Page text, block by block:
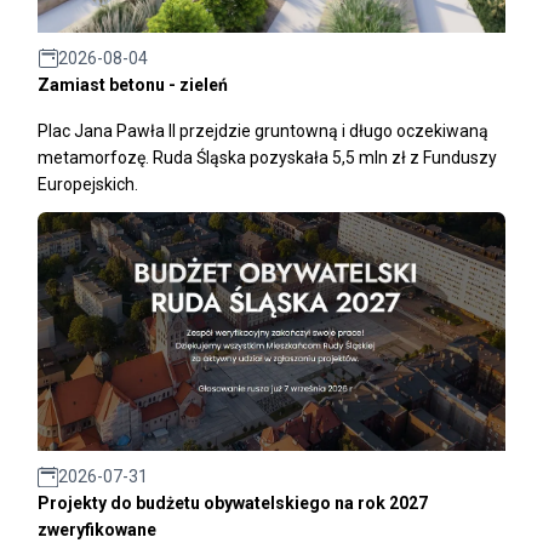
2026-08-04
Zamiast betonu - zieleń
Plac Jana Pawła II przejdzie gruntowną i długo oczekiwaną
metamorfozę. Ruda Śląska pozyskała 5,5 mln zł z Funduszy
Europejskich.
2026-07-31
Projekty do budżetu obywatelskiego na rok 2027
zweryfikowane